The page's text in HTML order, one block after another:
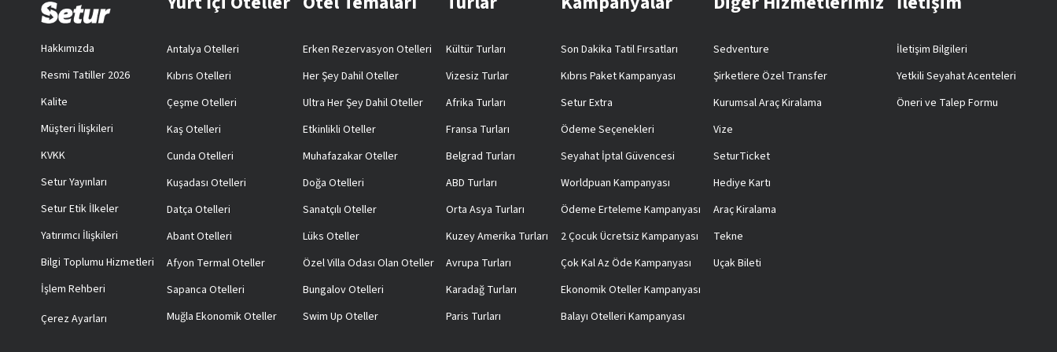
Hakkımızda
Resmi Tatiller 2026
Kalite
Müşteri İlişkileri
KVKK
Setur Yayınları
Setur Etik İlkeler
Yatırımcı İlişkileri
Bilgi Toplumu Hizmetleri
İşlem Rehberi
Çerez Ayarları
Antalya Otelleri
Kıbrıs Otelleri
Çeşme Otelleri
Kaş Otelleri
Cunda Otelleri
Kuşadası Otelleri
Datça Otelleri
Abant Otelleri
Afyon Termal Oteller
Sapanca Otelleri
Muğla Ekonomik Oteller
Erken Rezervasyon Otelleri
Her Şey Dahil Oteller
Ultra Her Şey Dahil Oteller
Etkinlikli Oteller
Muhafazakar Oteller
Doğa Otelleri
Sanatçılı Oteller
Lüks Oteller
Özel Villa Odası Olan Oteller
Bungalov Otelleri
Swim Up Oteller
Kültür Turları
Vizesiz Turlar
Afrika Turları
Fransa Turları
Belgrad Turları
ABD Turları
Orta Asya Turları
Kuzey Amerika Turları
Avrupa Turları
Karadağ Turları
Paris Turları
Son Dakika Tatil Fırsatları
Kıbrıs Paket Kampanyası
Setur Extra
Ödeme Seçenekleri
Seyahat İptal Güvencesi
Worldpuan Kampanyası
Ödeme Erteleme Kampanyası
2 Çocuk Ücretsiz Kampanyası
Çok Kal Az Öde Kampanyası
Ekonomik Oteller Kampanyası
Balayı Otelleri Kampanyası
Sedventure
Şirketlere Özel Transfer
Kurumsal Araç Kiralama
Vize
SeturTicket
Hediye Kartı
Araç Kiralama
Tekne
Uçak Bileti
İletişim Bilgileri
Yetkili Seyahat Acenteleri
Öneri ve Talep Formu